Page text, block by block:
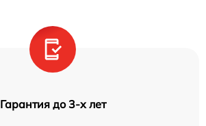
Гарантия до 3-х лет